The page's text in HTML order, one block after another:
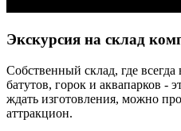
Экскурсия на склад
Cобственный склад, где
батутов, горок и аквапарков -
ждать изготовления, можно
аттракцион.